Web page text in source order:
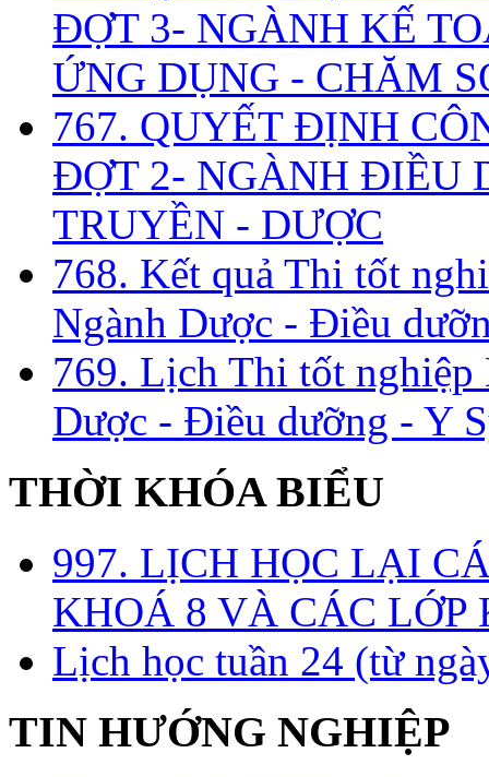
ĐỢT 3- NGÀNH KẾ
ỨNG DỤNG - CHĂM
767. QUYẾT ĐỊNH
ĐỢT 2- NGÀNH ĐIỀU
TRUYỀN - DƯỢC
768. Kết quả Thi tốt
Ngành Dược - Điều
769. Lịch Thi tốt
Dược - Điều dưỡng - Y
THỜI KHÓA BIỂU
997. LỊCH HỌC LẠI
KHOÁ 8 VÀ CÁC LỚP
Lịch học tuần 24 (từ
TIN HƯỚNG NGHIỆP